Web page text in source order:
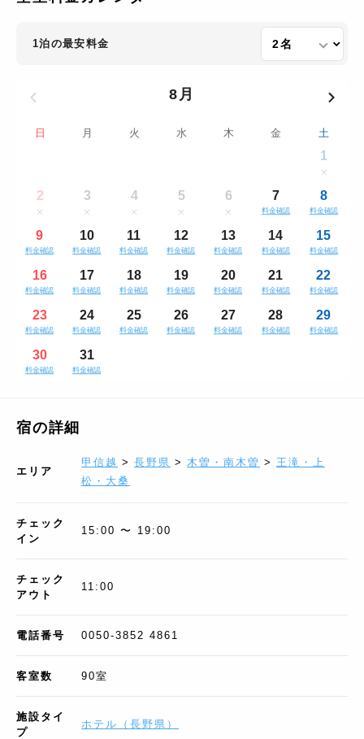
1泊の最安料金
8月
日 月 火 水 木 金 土
1
2 3 4 5 6 7
料金確認
8
料金確認
9
料金確認
10
料金確認
11
料金確認
12
料金確認
13
料金確認
14
料金確認
15
料金確認
16
料金確認
17
料金確認
18
料金確認
19
料金確認
20
料金確認
21
料金確認
22
料金確認
23
料金確認
24
料金確認
25
料金確認
26
料金確認
27
料金確認
28
料金確認
29
料金確認
30
料金確認
31
料金確認
宿の詳細
エリア
甲信越 > 長野県 > 木曽・南木曽 > 王滝・上
松・大桑
チェック
イン
15:00 〜 19:00
チェック
アウト
11:00
電話番号 0050-3852 4861
客室数 90室
施設タイ
プ
ホテル （ 長野県 ）